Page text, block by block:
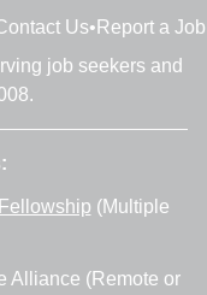
Us• Report a Job
job seekers and
(Multiple
Alliance (Remote or